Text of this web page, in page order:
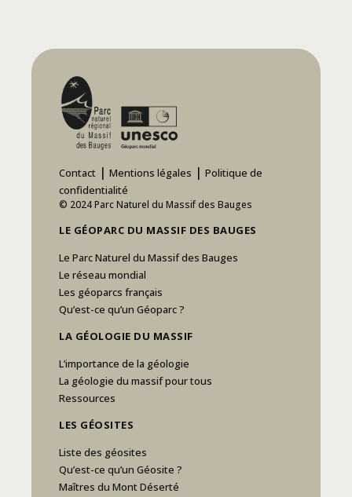
Contact | Mentions légales | Politique de
confidentialité
© 2024 Parc Naturel du Massif des Bauges
LE GÉOPARC DU MASSIF DES BAUGES
Le Parc Naturel du Massif des Bauges
Le réseau mondial
Les géoparcs français
Qu’est-ce qu’un Géoparc ?
LA GÉOLOGIE DU MASSIF
L’importance de la géologie
La géologie du massif pour tous
Ressources
LES GÉOSITES
Liste des géosites
Qu’est-ce qu’un Géosite ?
Maîtres du Mont Déserté